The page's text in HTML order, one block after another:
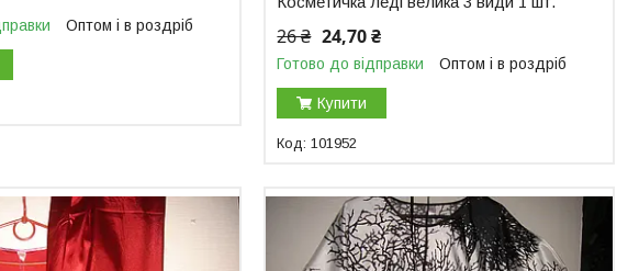
Оптом і в роздріб 26 ₴ 24,70 ₴
Готово до відправки Оптом і в роздріб
Купити
101952